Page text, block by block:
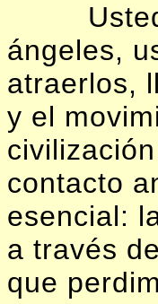
ángeles,
atraerlos,
y el
contacto
esencial:
a través
que